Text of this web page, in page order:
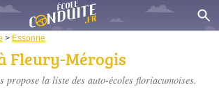
> Essonne
Fleury-Mérogis
propose la liste des auto-écoles floriacumoises.